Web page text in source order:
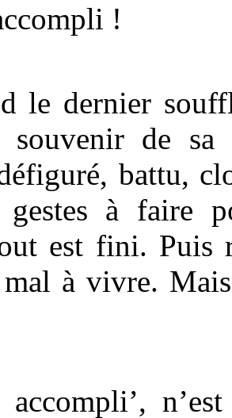
!
le dernier
de sa
battu,
gestes à faire
est fini. Puis
à vivre.
accompli’,